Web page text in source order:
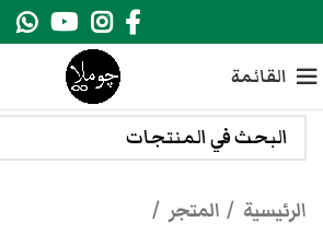
القائمة
الرئيسية
المتجر